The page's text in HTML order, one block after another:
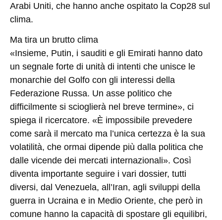
Arabi Uniti, che hanno anche ospitato la Cop28 sul
clima.
Ma tira un brutto clima
«Insieme, Putin, i sauditi e gli Emirati hanno dato
un segnale forte di unità di intenti che unisce le
monarchie del Golfo con gli interessi della
Federazione Russa. Un asse politico che
difficilmente si scioglierà nel breve termine», ci
spiega il ricercatore. «È impossibile prevedere
come sarà il mercato ma l’unica certezza è la sua
volatilità, che ormai dipende più dalla politica che
dalle vicende dei mercati internazionali». Così
diventa importante seguire i vari dossier, tutti
diversi, dal Venezuela, all’Iran, agli sviluppi della
guerra in Ucraina e in Medio Oriente, che però in
comune hanno la capacità di spostare gli equilibri,